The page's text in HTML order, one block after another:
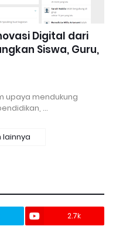
Digital dari
Siswa, Guru,
upaya mendukung
…
2.7k